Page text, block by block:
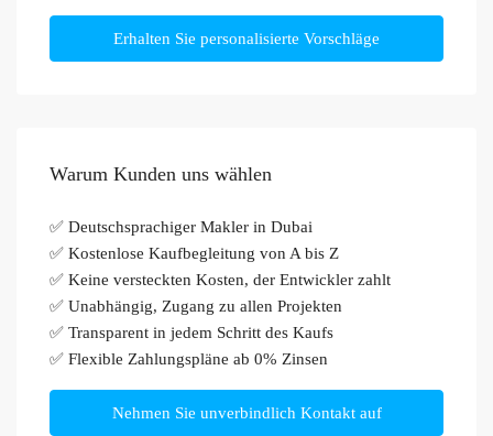
Erhalten Sie personalisierte Vorschläge
Warum Kunden uns wählen
✅ Deutschsprachiger Makler in Dubai
✅ Kostenlose Kaufbegleitung von A bis Z
✅ Keine versteckten Kosten, der Entwickler zahlt
✅ Unabhängig, Zugang zu allen Projekten
✅ Transparent in jedem Schritt des Kaufs
✅ Flexible Zahlungspläne ab 0% Zinsen
Nehmen Sie unverbindlich Kontakt auf